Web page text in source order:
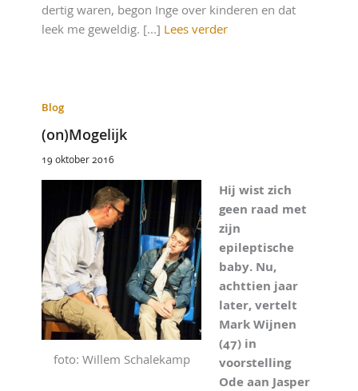
dertig waren, begon Inge over kinderen en dat
leek me geweldig. [...] Lees verder
Blog
(on)Mogelijk
19 oktober 2016
foto: Willem Schalekamp
Hij wist zich
geen raad met
zijn
epileptische
baby. Nu,
achttien jaar
later, vertelt
Mark Wijnen
(47) in
voorstelling
Ode aan Jasper